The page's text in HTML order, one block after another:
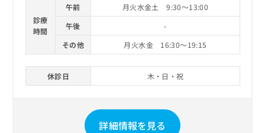
診療
時間
午前
月火水金土 9:30～13:00
午後
-
その他
月火水金 16:30～19:15
休診日 木・日・祝
詳細情報を見る